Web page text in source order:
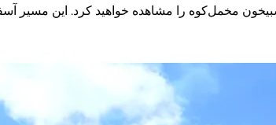
مخمل‌کوه را مشاهده خواهید کرد. این مسیر